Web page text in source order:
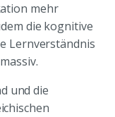
mehr
die kognitive
Lernverständnis
und die